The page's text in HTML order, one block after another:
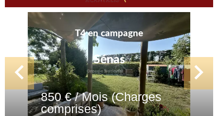
T4 en campagne
Sénas
850 € / Mois (Charges
comprises)